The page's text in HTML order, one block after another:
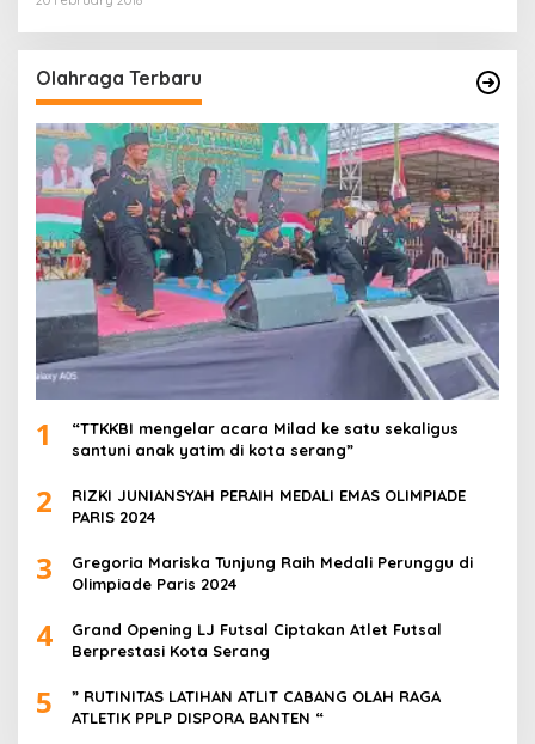
Olahraga Terbaru
1
“TTKKBI mengelar acara Milad ke satu sekaligus
santuni anak yatim di kota serang”
2
RIZKI JUNIANSYAH PERAIH MEDALI EMAS OLIMPIADE
PARIS 2024
3
Gregoria Mariska Tunjung Raih Medali Perunggu di
Olimpiade Paris 2024
4
Grand Opening LJ Futsal Ciptakan Atlet Futsal
Berprestasi Kota Serang
5
” RUTINITAS LATIHAN ATLIT CABANG OLAH RAGA
ATLETIK PPLP DISPORA BANTEN “